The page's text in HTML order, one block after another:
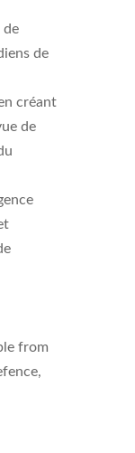
de
de
créant
de
from